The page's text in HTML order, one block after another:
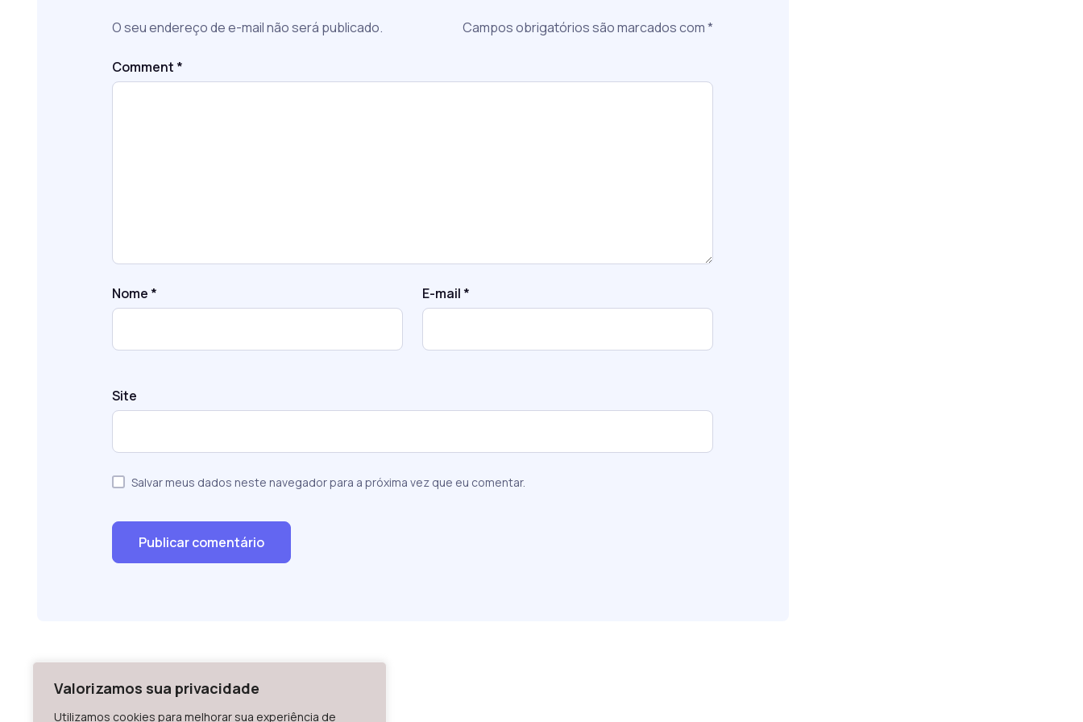
Valorizamos sua privacidade
Utilizamos cookies para melhorar sua experiência de
O seu endereço de e-mail não será publicado. Campos obrigatórios são marcados com*
Comment *
Nome * E-mail *
Site
Salvar meus dados neste navegador para a próxima vez que eu comentar.